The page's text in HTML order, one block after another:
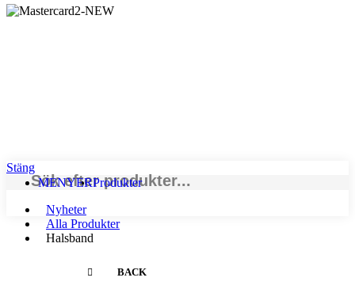
Stäng
MENYERProdukter
Nyheter
Alla Produkter
Halsband
BACK